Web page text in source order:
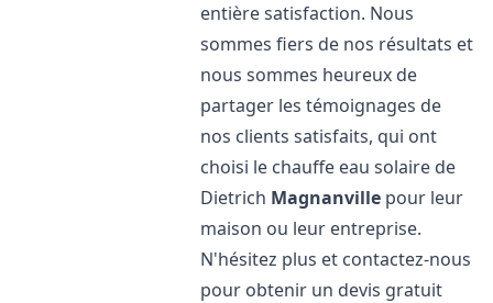
entière satisfaction. Nous
sommes fiers de nos résultats et
nous sommes heureux de
partager les témoignages de
nos clients satisfaits, qui ont
choisi le chauffe eau solaire de
Dietrich Magnanville pour leur
maison ou leur entreprise.
N'hésitez plus et contactez-nous
pour obtenir un devis gratuit